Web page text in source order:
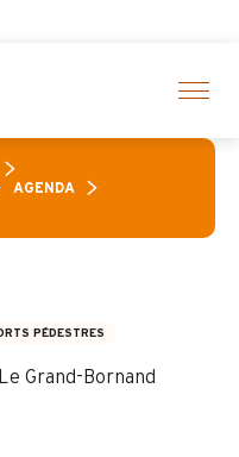
AGENDA
PÉDESTRES
Grand-Bornand